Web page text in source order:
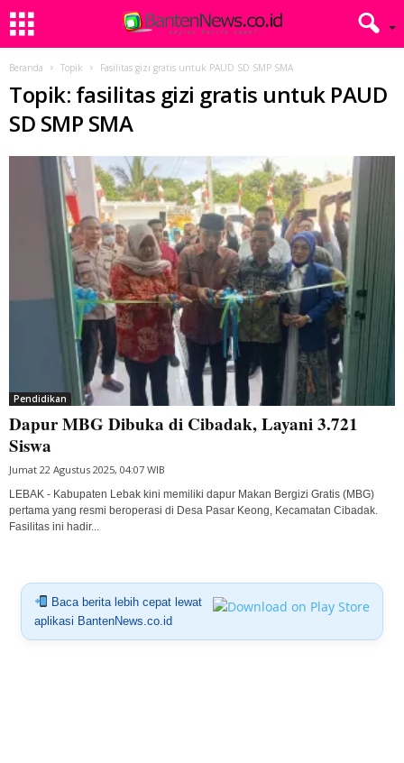
Beranda Topik Fasilitas gizi gratis untuk PAUD SD SMP SMA
Topik: fasilitas gizi gratis untuk PAUD
SD SMP SMA
Pendidikan
Dapur MBG Dibuka di Cibadak, Layani 3.721
Siswa
Jumat 22 Agustus 2025, 04:07 WIB
LEBAK - Kabupaten Lebak kini memiliki dapur Makan Bergizi Gratis (MBG)
pertama yang resmi beroperasi di Desa Pasar Keong, Kecamatan Cibadak.
Fasilitas ini hadir...
Baca berita lebih cepat lewat
aplikasi BantenNews.co.id